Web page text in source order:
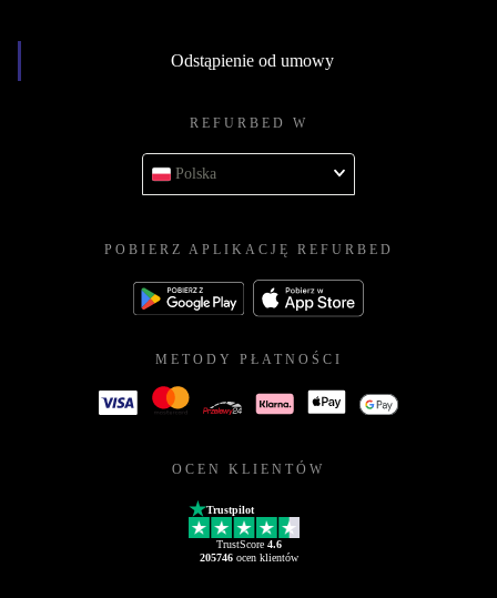
Odstąpienie od umowy
REFURBED W
Polska
POBIERZ APLIKACJĘ REFURBED
METODY PŁATNOŚCI
OCEN KLIENTÓW
Trustpilot
TrustScore 4.6
205746ocen klientów